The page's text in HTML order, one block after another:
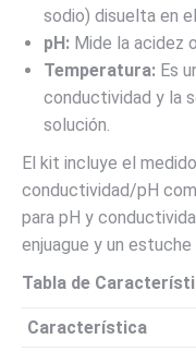
sodio) disuelta en
pH: Mide la acidez
Temperatura: Es
conductividad y la
solución.
El kit incluye el
conductividad/pH
para pH y
enjuague y un
Tabla de
Característica